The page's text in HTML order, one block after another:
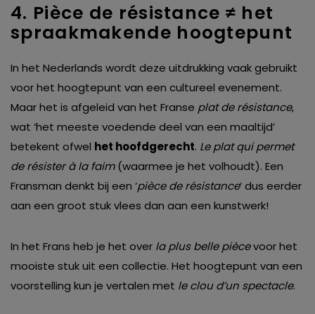
4. Pièce de résistance ≠ het
spraakmakende hoogtepunt
In het Nederlands wordt deze uitdrukking vaak gebruikt
voor het hoogtepunt van een cultureel evenement.
Maar het is afgeleid van het Franse plat de résistance,
wat ‘het meeste voedende deel van een maaltijd’
betekent ofwel het hoofdgerecht. Le plat qui permet
de résister à la faim(waarmee je het volhoudt). Een
Fransman denkt bij een ‘pièce de résistance‘ dus eerder
aan een groot stuk vlees dan aan een kunstwerk!
In het Frans heb je het over la plus belle piècevoor het
mooiste stuk uit een collectie. Het hoogtepunt van een
voorstelling kun je vertalen met le clou d’un spectacle.